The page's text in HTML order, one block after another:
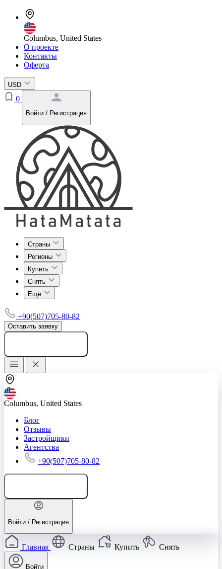
Columbus, United States
О проекте
Контакты
Оферта
USD
0
Войти / Регистрация
Страны
Регионы
Купить
Снять
Еще
+90(507)705-80-82
Оставить заявку
Columbus, United States
Блог
Отзывы
Застройщики
Агентства
+90(507)705-80-82
Войти / Регистрация
Главная Страны Купить Снять
Войти